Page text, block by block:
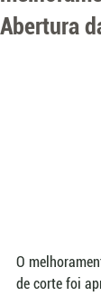
Abertura
O
de corte foi